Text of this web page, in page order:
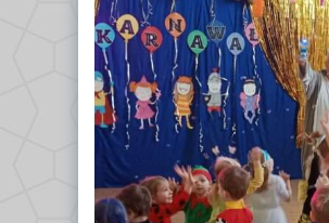
Dokumenty/Procedury
Religia
Logopeda
Pedagog
GRUPA VII –
GRUPA VIII –